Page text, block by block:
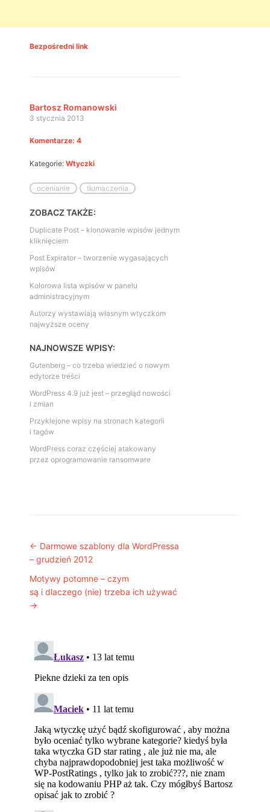
Bezpośredni link
Bartosz Romanowski
3 stycznia 2013
Komentarze: 4
Kategorie: Wtyczki
ocenianie tłumaczenia
ZOBACZ TAKŻE:
Duplicate Post – klonowanie wpisów jednym
kliknięciem
Post Expirator – tworzenie wygasających
wpisów
Kolorowa lista wpisów w panelu
administracyjnym
Autorzy wystawiają własnym wtyczkom
najwyższe oceny
NAJNOWSZE WPISY:
Gutenberg – co trzeba wiedzieć o nowym
edytorze treści
WordPress 4.9 już jest – przegląd nowości
i zmian
Przyklejone wpisy na stronach kategorii
i tagów
WordPress coraz częściej atakowany
przez oprogramowanie ransomware
Post navigation
← Darmowe szablony dla WordPressa
– grudzień 2012
Motywy potomne – czym
są i dlaczego (nie) trzeba ich używać
→